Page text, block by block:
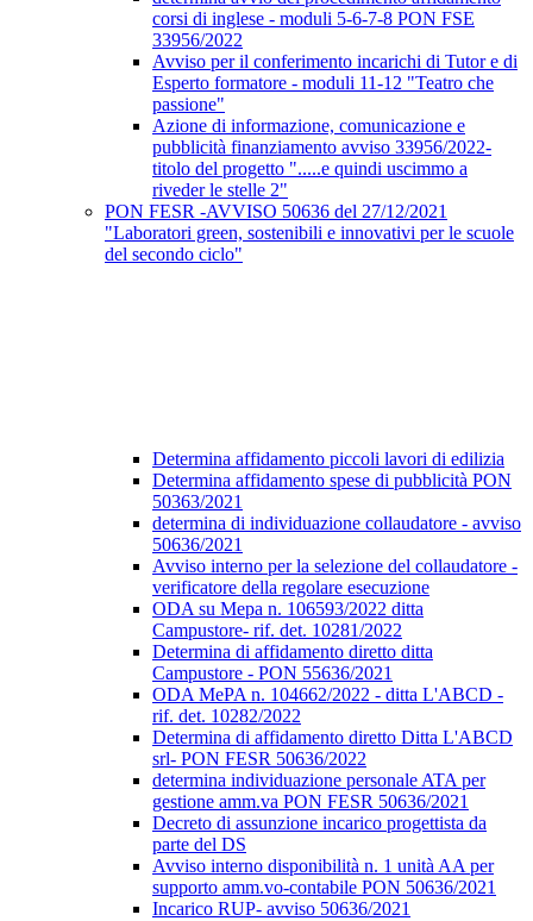
corsi di inglese - moduli 5-6-7-8 PON FSE
33956/2022
Avviso per il conferimento incarichi di Tutor e di
Esperto formatore - moduli 11-12 "Teatro che
passione"
Azione di informazione, comunicazione e
pubblicità finanziamento avviso 33956/2022-
titolo del progetto ".....e quindi uscimmo a
riveder le stelle 2"
PON FESR -AVVISO 50636 del 27/12/2021
"Laboratori green, sostenibili e innovativi per le scuole
del secondo ciclo"
Determina affidamento piccoli lavori di edilizia
Determina affidamento spese di pubblicità PON
50363/2021
determina di individuazione collaudatore - avviso
50636/2021
Avviso interno per la selezione del collaudatore -
verificatore della regolare esecuzione
ODA su Mepa n. 106593/2022 ditta
Campustore- rif. det. 10281/2022
Determina di affidamento diretto ditta
Campustore - PON 55636/2021
ODA MePA n. 104662/2022 - ditta L'ABCD -
rif. det. 10282/2022
Determina di affidamento diretto Ditta L'ABCD
srl- PON FESR 50636/2022
determina individuazione personale ATA per
gestione amm.va PON FESR 50636/2021
Decreto di assunzione incarico progettista da
parte del DS
Avviso interno disponibilità n. 1 unità AA per
supporto amm.vo-contabile PON 50636/2021
Incarico RUP- avviso 50636/2021